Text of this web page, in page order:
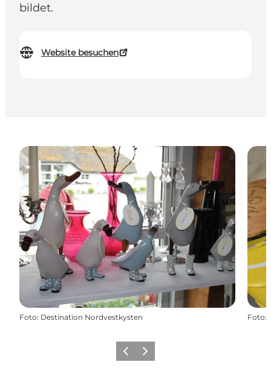
bildet.
Website besuchen
Foto: Destination Nordvestkysten Foto:
ZurückWeiter